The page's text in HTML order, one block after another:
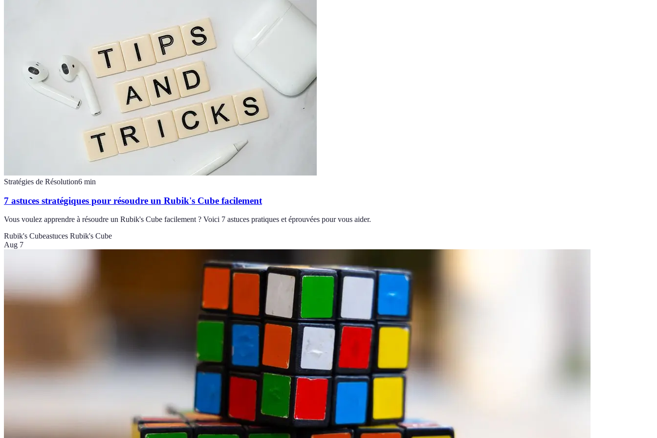
Stratégies de Résolution6 min
7 astuces stratégiques pour résoudre un Rubik's Cube facilement
Vous voulez apprendre à résoudre un Rubik's Cube facilement ? Voici 7 astuces pratiques et éprouvées pour vous aider.
Rubik's Cubeastuces Rubik's Cube
Aug 7